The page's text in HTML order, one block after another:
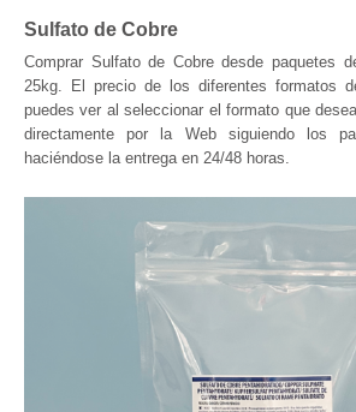
Sulfato de Cobre
Comprar Sulfato de Cobre desde paquetes
25kg. El precio de los diferentes formatos
puedes ver al seleccionar el formato que
directamente por la Web siguiendo los
haciéndose la entrega en 24/48 horas.